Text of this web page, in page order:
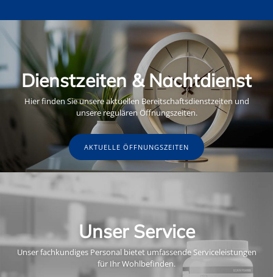
Dienstzeiten & Nachtdienst
Hier finden Sie unsere aktuellen Bereitschaftsdienstzeiten und
unsere regulären Öffnungszeiten.
AKTUELLE ÖFFNUNGSZEITEN
Unser Service
Unser fachkundiges Personal bietet umfassende Serviceleistungen
für Ihr Wohlbefinden.